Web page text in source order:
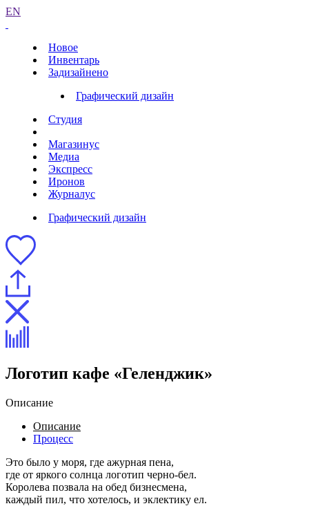
EN
Новое
Инвентарь
Задизайнено
Графический дизайн
Студия
Магазинус
Медиа
Экспресс
Иронов
Журналус
Графический дизайн
Логотип кафе «Геленджик»
Описание
Описание
Процесс
Это было у моря, где ажурная пена,
где от яркого солнца логотип черно-бел.
Королева позвала на обед бизнесмена,
каждый пил, что хотелось, и эклектику ел.